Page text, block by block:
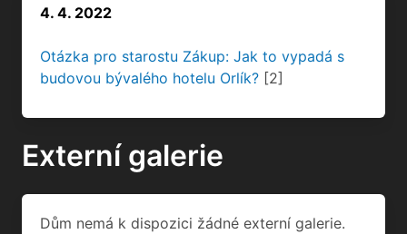
4. 4. 2022
Otázka pro starostu Zákup: Jak to vypadá s
budovou bývalého hotelu Orlík? [2]
Externí galerie
Dům nemá k dispozici žádné externí galerie.